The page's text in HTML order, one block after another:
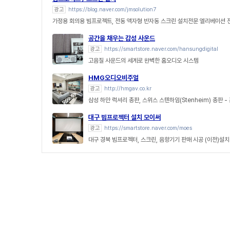
광고 https://blog.naver.com/jmsolution7
가정용 회의용 빔프로젝트, 전동 액자형 반자동 스크린 설치전문 엘리베이션
공간을 채우는 감성 사운드
광고 https://smartstore.naver.com/hansungdigital
고음질 사운드의 세계로 완벽한 홈오디오 시스템
HMG오디오비주얼
광고 http://hmgav.co.kr
삼성 하만 럭셔리 총판, 스위스 스텐하임(Stenheim) 총판 -
대구 빔프로젝터 설치 모이써
광고 https://smartstore.naver.com/moes
대구 경북 빔프로젝터, 스크린, 음향기기 판매 시공 (이전)설